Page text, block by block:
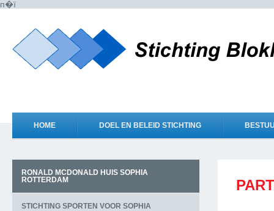
п�ї
HOME DOEL EN BELEID STICHTING
RONALD MCDONALD HUIS SOPHIA
ROTTERDAM
STICHTING SPORTEN VOOR SOPHIA